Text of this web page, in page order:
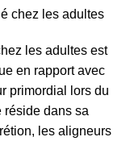
chez les adultes
les adultes est
en rapport avec
primordial lors du
réside dans sa
les aligneurs